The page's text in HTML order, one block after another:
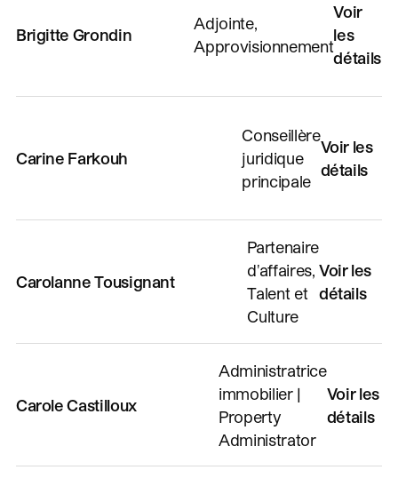
Brigitte Grondin
Adjointe,
Approvisionnement
Voir
les
détails
Carine Farkouh
Conseillère
juridique
principale
Voir les
détails
Carolanne Tousignant
Partenaire
d'affaires,
Talent et
Culture
Voir les
détails
Carole Castilloux
Administratrice
immobilier |
Property
Administrator
Voir les
détails